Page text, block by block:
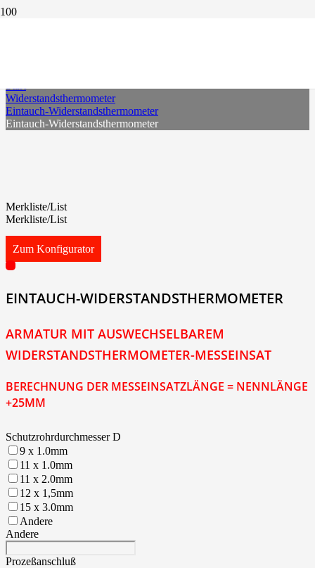
Widerstandsthermometer
Eintauch-Widerstandsthermometer
Eintauch-Widerstandsthermometer
Merkliste/List
Merkliste/List
Zum Konfigurator
EINTAUCH-WIDERSTANDSTHERMOMETER
ARMATUR MIT AUSWECHSELBAREM
WIDERSTANDSTHERMOMETER-MESSEINSAT
BERECHNUNG DER MESSEINSATZLÄNGE = NENNLÄNGE
+25MM
Schutzrohrdurchmesser D
9 x 1.0mm
11 x 1.0mm
11 x 2.0mm
12 x 1,5mm
15 x 3.0mm
Andere
Andere
Prozeßanschluß